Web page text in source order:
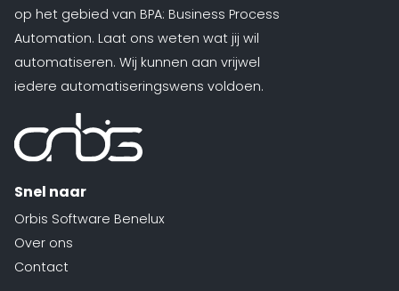
op het gebied van BPA: Business Process
Automation. Laat ons weten wat jij wil
automatiseren. Wij kunnen aan vrijwel
iedere automatiseringswens voldoen.
Snel naar
Orbis Software Benelux
Over ons
Contact